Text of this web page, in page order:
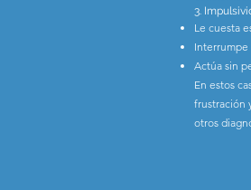
3.
Le cuesta
Interrumpe
Actúa sin
En estos
frustración
otros